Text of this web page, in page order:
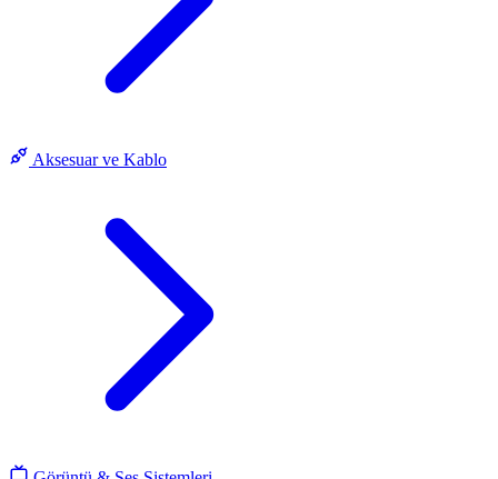
Aksesuar ve Kablo